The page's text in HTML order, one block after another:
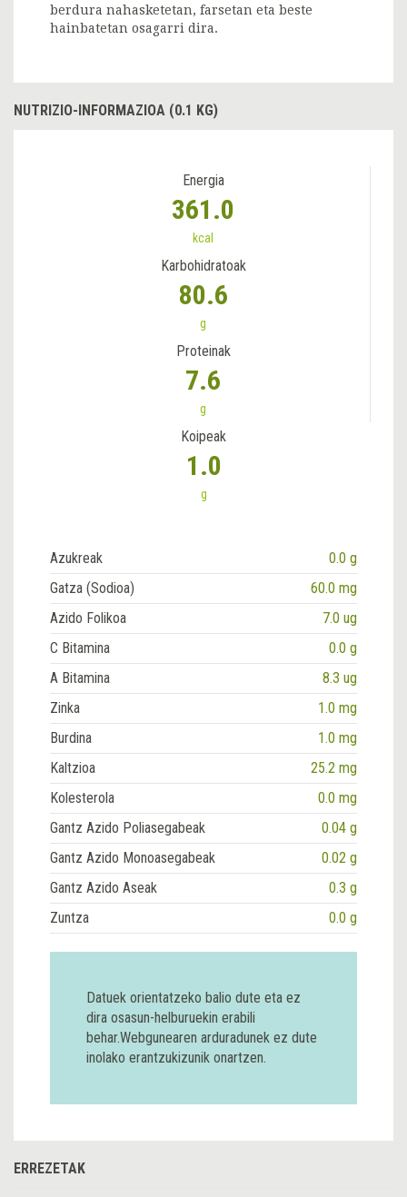
berdura nahasketetan, farsetan eta beste
hainbatetan osagarri dira.
NUTRIZIO-INFORMAZIOA (0.1 KG)
Energia
361.0
kcal
Karbohidratoak
80.6
g
Proteinak
7.6
g
Koipeak
1.0
g
Azukreak
0.0 g
Gatza (Sodioa)
60.0 mg
Azido Folikoa
7.0 ug
C Bitamina
0.0 g
A Bitamina
8.3 ug
Zinka
1.0 mg
Burdina
1.0 mg
Kaltzioa
25.2 mg
Kolesterola
0.0 mg
Gantz Azido Poliasegabeak
0.04 g
Gantz Azido Monoasegabeak
0.02 g
Gantz Azido Aseak
0.3 g
Zuntza
0.0 g
Datuek orientatzeko balio dute eta ez
dira osasun-helburuekin erabili
behar.Webgunearen arduradunek ez dute
inolako erantzukizunik onartzen.
ERREZETAK